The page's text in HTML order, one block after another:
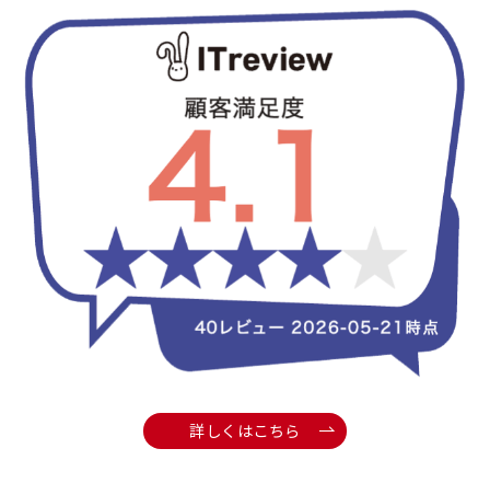
詳しくはこちら